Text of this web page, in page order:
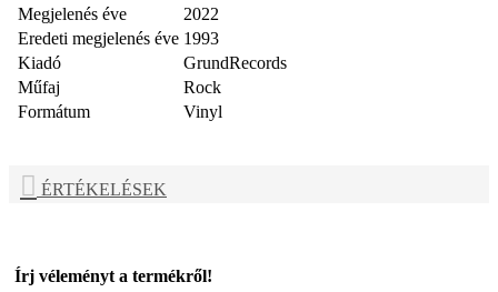
Megjelenés éve
2022
Eredeti megjelenés éve 1993
Kiadó
GrundRecords
Műfaj
Rock
Formátum
Vinyl
ÉRTÉKELÉSEK
Írj véleményt a termékről!